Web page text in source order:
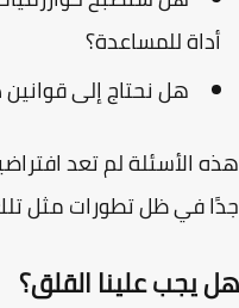
للمساعدة؟
هل نحتاج إلى قوانين
الأسئلة لم تعد
في ظل تطورات مثل تلك.
يجب علينا القلق؟